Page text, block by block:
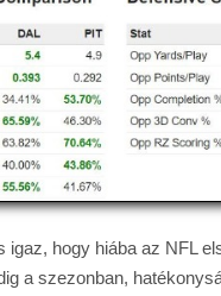
igaz, hogy hiába az NFL
a szezonban,